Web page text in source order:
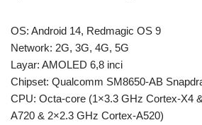
OS: Android 14, Redmagic OS 9
Network: 2G, 3G, 4G, 5G
Layar: AMOLED 6,8 inci
Chipset: Qualcomm SM8650-AB
CPU: Octa-core (1×3.3 GHz Cortex-X4
A720 & 2×2.3 GHz Cortex-A520)